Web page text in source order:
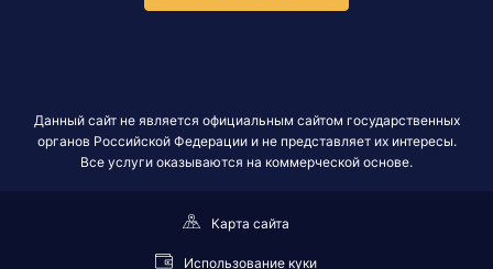
Данный сайт не является официальным сайтом государственных
органов Российской Федерации и не представляет их интересы.
Все услуги оказываются на коммерческой основе.
Карта сайта
Использование куки